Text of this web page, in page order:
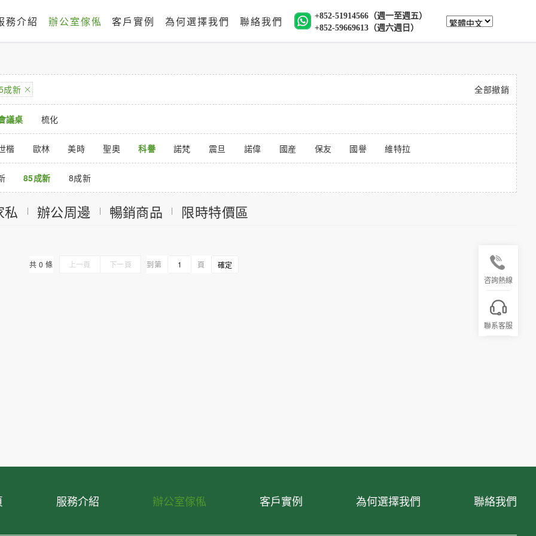
務介紹 辦公室傢俬 客戶實例 為何選擇我們 聯絡我們
+852-51914566（週一至週五）
+852-59669613（週六週日）
成新 全部撤銷
議桌 梳化
楷 歐林 美時 聖奧 科譽 諾梵 震旦 諾偉 國産 保友 國譽 維特拉
85成新 8成新
私 辦公周邊 暢銷商品 限時特價區
共 0 條 上一頁 下一頁 到第 頁 確定
服務介紹 辦公室傢俬 客戶實例 為何選擇我們 聯絡我們
咨詢熱線
聯系客服